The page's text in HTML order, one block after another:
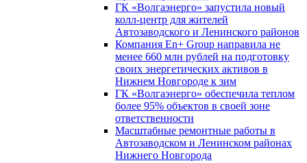
ГК «Волгаэнерго» запустила новый
колл-центр для жителей
Автозаводского и Ленинского районов
Компания En+ Group направила не
менее 660 млн рублей на подготовку
своих энергетических активов в
Нижнем Новгороде к зим
ГК «Волгаэнерго» обеспечила теплом
более 95% объектов в своей зоне
ответственности
Масштабные ремонтные работы в
Автозаводском и Ленинском районах
Нижнего Новгорода